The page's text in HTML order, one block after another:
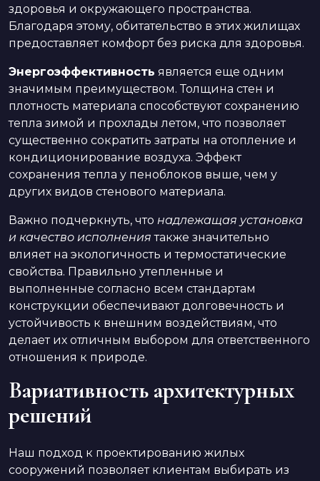
здоровья и окружающего пространства.
Благодаря этому, обитательство в этих жилищах
предоставляет комфорт без риска для здоровья.
Энергоэффективность является еще одним
значимым преимуществом. Толщина стен и
плотность материала способствуют сохранению
тепла зимой и прохлады летом, что позволяет
существенно сократить затраты на отопление и
кондиционирование воздуха. Эффект
сохранения тепла у пеноблоков выше, чем у
других видов стенового материала.
Важно подчеркнуть, что надлежащая установка
и качество исполнения также значительно
влияет на экологичность и термостатические
свойства. Правильно утепленные и
выполненные согласно всем стандартам
конструкции обеспечивают долговечность и
устойчивость к внешним воздействиям, что
делает их отличным выбором для ответственного
отношения к природе.
Вариативность архитектурных
решений
Наш подход к проектированию жилых
сооружений позволяет клиентам выбирать из